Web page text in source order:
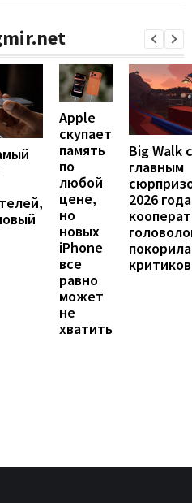
Apple
скупает
память
по
любой
цене,
но
новых
iPhone
все
равно
может
не
хватить
Big Walk
главным
2026
покорила
критиков